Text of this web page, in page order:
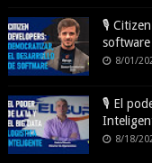
🎙️
8/01/
🎙️ El
8/18/